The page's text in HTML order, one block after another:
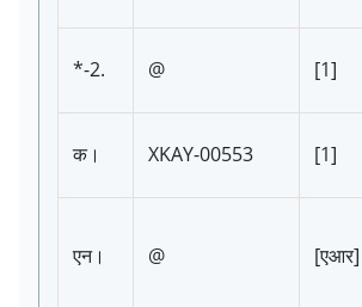
*-2. @ [1]
क। XKAY-00553 [1]
एन। @ [एआर]